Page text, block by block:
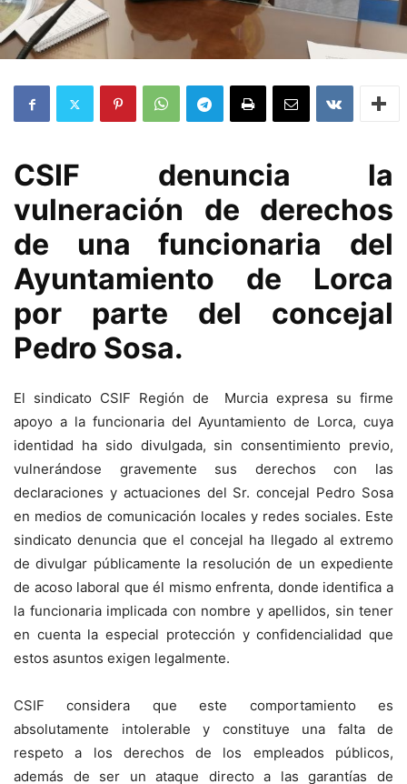
CSIF denuncia la
vulneración de derechos
de una funcionaria del
Ayuntamiento de Lorca
por parte del concejal
Pedro Sosa.
El sindicato CSIF Región de Murcia expresa su firme
apoyo a la funcionaria del Ayuntamiento de Lorca, cuya
identidad ha sido divulgada, sin consentimiento previo,
vulnerándose gravemente sus derechos con las
declaraciones y actuaciones del Sr. concejal Pedro Sosa
en medios de comunicación locales y redes sociales. Este
sindicato denuncia que el concejal ha llegado al extremo
de divulgar públicamente la resolución de un expediente
de acoso laboral que él mismo enfrenta, donde identifica a
la funcionaria implicada con nombre y apellidos, sin tener
en cuenta la especial protección y confidencialidad que
estos asuntos exigen legalmente.
CSIF considera que este comportamiento es
absolutamente intolerable y constituye una falta de
respeto a los derechos de los empleados públicos,
además de ser un ataque directo a las garantías de